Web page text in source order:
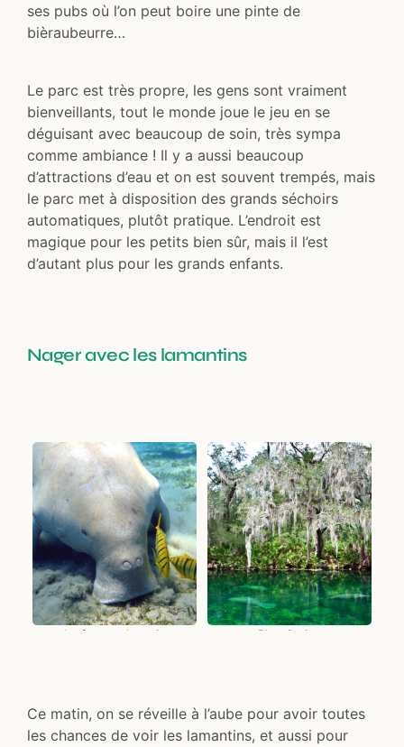
ses pubs où l’on peut boire une pinte de
bièraubeurre…
Le parc est très propre, les gens sont vraiment
bienveillants, tout le monde joue le jeu en se
déguisant avec beaucoup de soin, très sympa
comme ambiance ! Il y a aussi beaucoup
d’attractions d’eau et on est souvent trempés, mais
le parc met à disposition des grands séchoirs
automatiques, plutôt pratique. L’endroit est
magique pour les petits bien sûr, mais il l’est
d’autant plus pour les grands enfants.
Nager avec les lamantins
Le fameux lamatin Blue Spring
Ce matin, on se réveille à l’aube pour avoir toutes
les chances de voir les lamantins, et aussi pour